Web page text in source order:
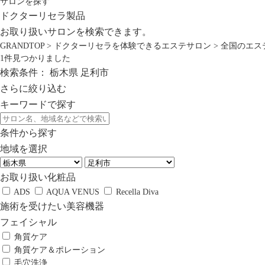
ドクターリセラ製品
お取り扱いサロンを検索できます。
GRANDTOP> ドクターリセラを体験できるエステサロン > 全国のエス
1件見つかりました
検索条件： 栃木県 足利市
さらに絞り込む
キーワードで探す
条件から探す
地域を選択
お取り扱い化粧品
ADS AQUA VENUS Recella Diva
施術を受けたい美容機器
フェイシャル
角質ケア
角質ケア＆ポレーション
毛穴洗浄